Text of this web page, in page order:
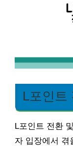
L포인트
L포인트 전환
자 입장에서 겪